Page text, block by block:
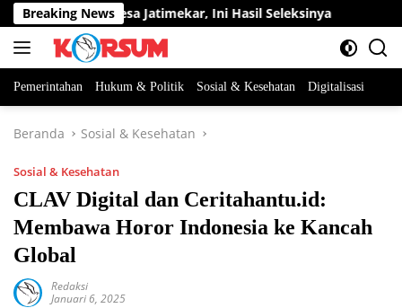
Langsung
ke
konten
Breaking News
Desa Jatimekar, Ini Hasil Seleksinya
Pemerintahan Hukum & Politik Sosial & Kesehatan Digitalisasi
Beranda Sosial & Kesehatan
Sosial & Kesehatan
CLAV Digital dan Ceritahantu.id:
Membawa Horor Indonesia ke Kancah
Global
Redaksi
Januari 6, 2025